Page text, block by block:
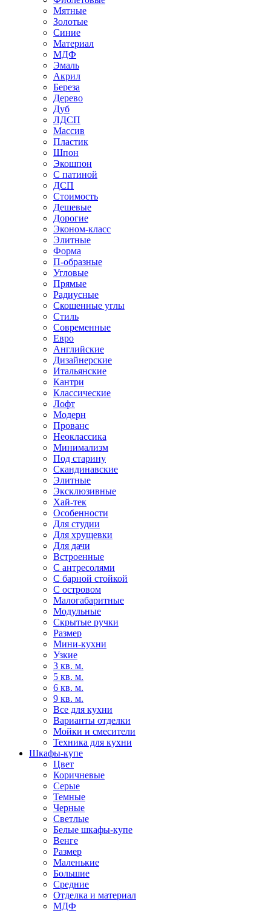
Мятные
Золотые
Синие
Материал
МДФ
Эмаль
Акрил
Береза
Дерево
Дуб
ЛДСП
Массив
Пластик
Шпон
Экошпон
С патиной
ДСП
Стоимость
Дешевые
Дорогие
Эконом-класс
Элитные
Форма
П-образные
Угловые
Прямые
Радиусные
Скошенные углы
Стиль
Современные
Евро
Английские
Дизайнерские
Итальянские
Кантри
Классические
Лофт
Модерн
Прованс
Неоклассика
Минимализм
Под старину
Скандинавские
Элитные
Эксклюзивные
Хай-тек
Особенности
Для студии
Для хрущевки
Для дачи
Встроенные
С антресолями
С барной стойкой
С островом
Малогабаритные
Модульные
Скрытые ручки
Размер
Мини-кухни
Узкие
3 кв. м.
5 кв. м.
6 кв. м.
9 кв. м.
Все для кухни
Варианты отделки
Мойки и смесители
Техника для кухни
Шкафы-купе
Цвет
Коричневые
Серые
Темные
Черные
Светлые
Белые шкафы-купе
Венге
Размер
Маленькие
Большие
Средние
Отделка и материал
МДФ